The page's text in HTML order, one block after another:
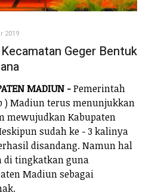
2019
Geger Bentuk
MADIUN -Pemerintah
) Madiun terus menunjukkan
mewujudkan Kabupaten
sudah ke - 3 kalinya
disandang. Namun hal
di tingkatkan guna
Madiun sebagai